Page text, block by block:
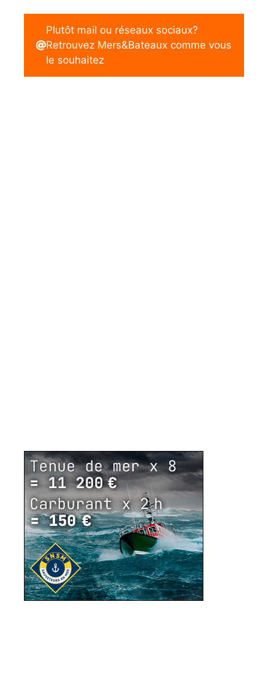
Plutôt mail ou réseaux sociaux?
Retrouvez Mers&Bateaux comme vous
le souhaitez